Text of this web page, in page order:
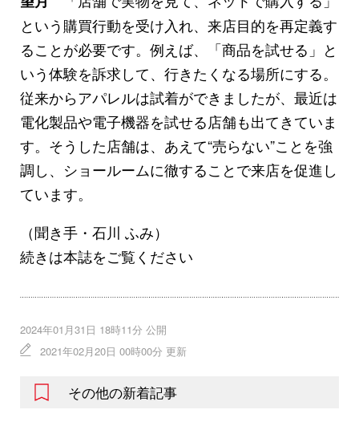
という購買行動を受け入れ、来店目的を再定義す
ることが必要です。例えば、「商品を試せる」と
いう体験を訴求して、行きたくなる場所にする。
従来からアパレルは試着ができましたが、最近は
電化製品や電子機器を試せる店舗も出てきていま
す。そうした店舗は、あえて“売らない”ことを強
調し、ショールームに徹することで来店を促進し
ています。
（聞き手・石川 ふみ）
続きは本誌をご覧ください
2024年01月31日 18時11分 公開
2021年02月20日 00時00分 更新
その他の新着記事